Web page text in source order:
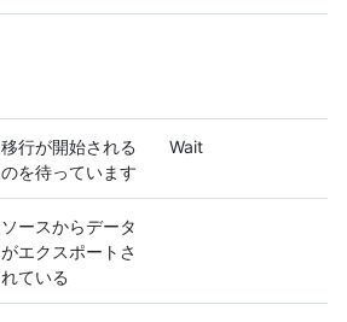
移行が開始される
のを待っています
Wait
ソースからデータ
がエクスポートさ
れている